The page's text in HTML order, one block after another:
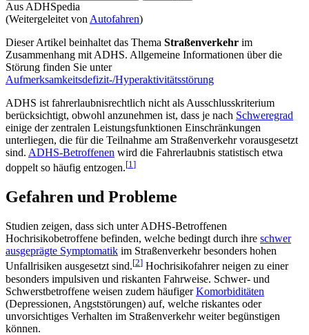
Aus ADHSpedia
(Weitergeleitet von Autofahren)
Dieser Artikel beinhaltet das Thema Straßenverkehr im
Zusammenhang mit ADHS. Allgemeine Informationen über die
Störung finden Sie unter
Aufmerksamkeitsdefizit-/Hyperaktivitätsstörung
ADHS ist fahrerlaubnisrechtlich nicht als Ausschlusskriterium
berücksichtigt, obwohl anzunehmen ist, dass je nach Schweregrad
einige der zentralen Leistungsfunktionen Einschränkungen
unterliegen, die für die Teilnahme am Straßenverkehr vorausgesetzt
sind. ADHS-Betroffenen wird die Fahrerlaubnis statistisch etwa
doppelt so häufig entzogen.[1]
Gefahren und Probleme
Studien zeigen, dass sich unter ADHS-Betroffenen
Hochrisikobetroffene befinden, welche bedingt durch ihre schwer
ausgeprägte Symptomatik im Straßenverkehr besonders hohen
Unfallrisiken ausgesetzt sind.[2] Hochrisikofahrer neigen zu einer
besonders impulsiven und riskanten Fahrweise. Schwer- und
Schwerstbetroffene weisen zudem häufigerKomorbiditäten
(Depressionen, Angststörungen) auf, welche riskantes oder
unvorsichtiges Verhalten im Straßenverkehr weiter begünstigen
können.